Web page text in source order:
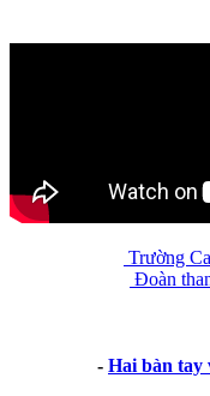
Trường
Đoàn
- Hai bàn tay